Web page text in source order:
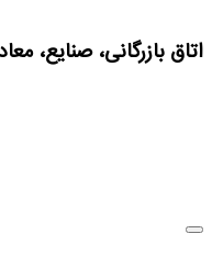
اتاق بازرگانی، صنایع،